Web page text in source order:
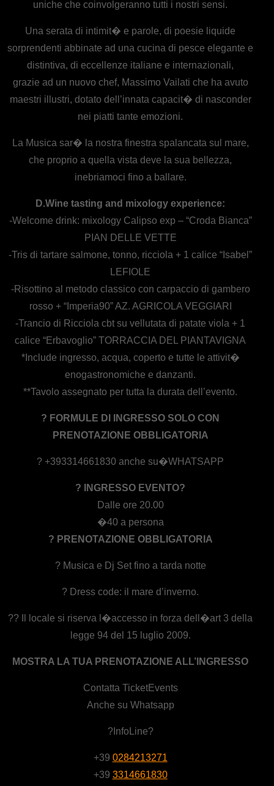
uniche che coinvolgeranno tutti i nostri sensi.
Una serata di intimit� e parole, di poesie liquide
sorprendenti abbinate ad una cucina di pesce elegante e
distintiva, di eccellenze italiane e internazionali,
grazie ad un nuovo chef, Massimo Vailati che ha avuto
maestri illustri, dotato dell’innata capacit� di nasconder
nei piatti tante emozioni.
La Musica sar� la nostra finestra spalancata sul mare,
che proprio a quella vista deve la sua bellezza,
inebriamoci fino a ballare.
D.Wine tasting and mixology experience:
-Welcome drink: mixology Calipso exp – “Croda Bianca”
PIAN DELLE VETTE
-Tris di tartare salmone, tonno, ricciola + 1 calice “Isabel”
LEFIOLE
-Risottino al metodo classico con carpaccio di gambero
rosso + “Imperia90” AZ. AGRICOLA VEGGIARI
-Trancio di Ricciola cbt su vellutata di patate viola + 1
calice “Erbavoglio” TORRACCIA DEL PIANTAVIGNA
*Include ingresso, acqua, coperto e tutte le attivit�
enogastronomiche e danzanti.
**Tavolo assegnato per tutta la durata dell’evento.
? FORMULE DI INGRESSO SOLO CON
PRENOTAZIONE OBBLIGATORIA
? +393314661830 anche su�WHATSAPP
? INGRESSO EVENTO?
Dalle ore 20.00
�40 a persona
? PRENOTAZIONE OBBLIGATORIA
? Musica e Dj Set fino a tarda notte
? Dress code: il mare d’inverno.
?? Il locale si riserva l�accesso in forza dell�art 3 della
legge 94 del 15 luglio 2009.
MOSTRA LA TUA PRENOTAZIONE ALL’INGRESSO
Contatta TicketEvents
Anche su Whatsapp
?InfoLine?
+39 0284213271
+39 3314661830